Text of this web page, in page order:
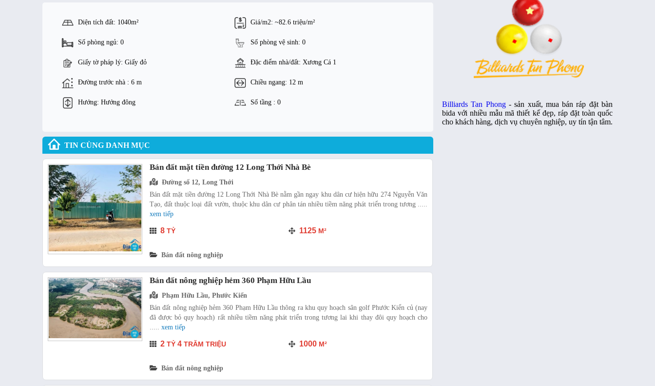
Diện tích đất: 1040m² Giá/m2: ~82.6 triệu/m²
Số phòng ngủ: 0 Số phòng vệ sinh: 0
Giấy tờ pháp lý: Giấy đỏ Đặc điểm nhà/đất: Xương Cá 1
Đường trước nhà : 6 m Chiều ngang: 12 m
Hướng: Hướng đông Số tầng : 0
TIN CÙNG DANH MỤC
Bán đất mặt tiền đường 12 Long Thới Nhà Bè
Đường số 12, Long Thới
Bán đất mặt tiền đường 12 Long Thới Nhà Bè nằm gần ngay khu dân cư hiện hữu 274 Nguyễn Văn
Tạo, đất thuộc loại đất vườn, thuộc khu dân cư phân tán nhiều tiềm năng phát triển trong tương .....
xem tiếp
8 TỶ 1125 M²
Bán đất nông nghiệp
Bán đất nông nghiệp hẻm 360 Phạm Hữu Lầu
Phạm Hữu Lầu, Phước Kiển
Bán đất nông nghiệp hẻm 360 Phạm Hữu Lầu thông ra khu quy hoạch sân golf Phước Kiển củ (nay
đã được bỏ quy hoạch) rất nhiều tiềm năng phát triển trong tương lai khi thay đôi quy hoạch cho
xem tiếp
2 TỶ 4 TRĂM TRIỆU 1000 M²
Bán đất nông nghiệp
Billiards Tan Phong- sản xuất, mua bán ráp đặt bàn
bida với nhiều mẫu mã thiết kế đẹp, ráp đặt toàn quốc
cho khách hàng, dịch vụ chuyên nghiệp, uy tín tận tâm.